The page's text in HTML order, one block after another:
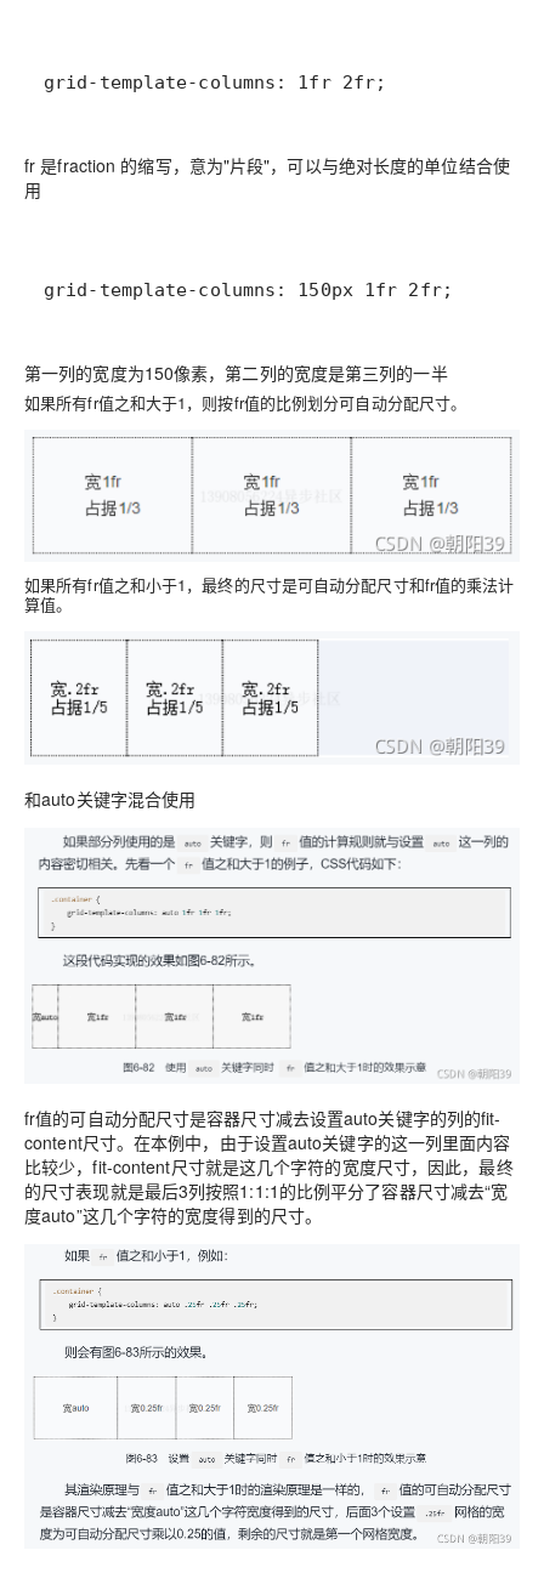
grid-template-columns: 1fr 2fr;
fr 是fraction 的缩写，意为"片段"，可以与绝对长度的单位结合使
用
grid-template-columns: 150px 1fr 2fr;
第一列的宽度为150像素，第二列的宽度是第三列的一半
如果所有fr值之和大于1，则按fr值的比例划分可自动分配尺寸。
如果所有fr值之和小于1，最终的尺寸是可自动分配尺寸和fr值的乘法计
算值。
和auto关键字混合使用
fr值的可自动分配尺寸是容器尺寸减去设置auto关键字的列的fit-
content尺寸。在本例中，由于设置auto关键字的这一列里面内容
比较少，fit-content尺寸就是这几个字符的宽度尺寸，因此，最终
的尺寸表现就是最后3列按照1:1:1的比例平分了容器尺寸减去“宽
度auto”这几个字符的宽度得到的尺寸。